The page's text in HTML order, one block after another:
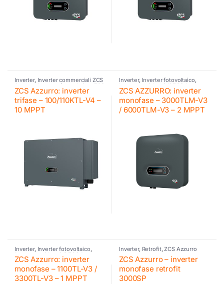
Inverter, Inverter commerciali ZCS
Inverter fotovoltaico ZCS
Azzurro
ZCS Azzurro: inverter
trifase – 100/110KTL-V4 –
10 MPPT
Inverter, Inverter fotovoltaico,
Inverter residenziali ZCS Azzurro
ZCS Azzurro
ZCS AZZURRO: inverter
monofase – 3000TLM-V3
/ 6000TLM-V3 – 2 MPPT
Inverter, Inverter fotovoltaico
Inverter residenziali ZCS Azzurro
ZCS Azzurro
ZCS Azzurro: inverter
monofase – 1100TL-V3 /
3300TL-V3 – 1 MPPT
Inverter, Retrofit,ZCS Azzurro
ZCS Azzurro – inverter
monofase retrofit
3000SP